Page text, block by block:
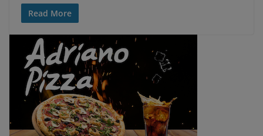
Read More